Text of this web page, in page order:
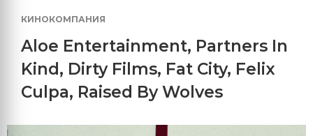
КИНОКОМПАНИЯ
Aloe Entertainment, Partners In
Kind , Dirty Films, Fat City, Felix
Culpa, Raised By Wolves